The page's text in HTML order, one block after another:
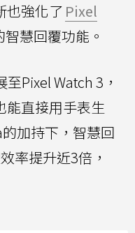
也強化了 Pixel
慧回覆功能。
至Pixel Watch 3，
能直接用手表生
加持下，智慧回
率提升近3倍，